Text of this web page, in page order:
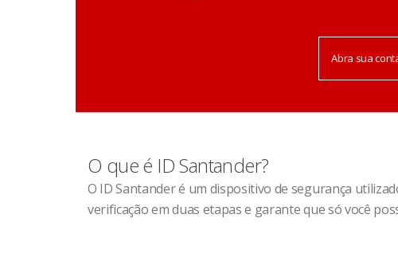
Abra sua
O que é ID Santander?
O ID Santander é um dispositivo de segurança
verificação em duas etapas e garante que só você